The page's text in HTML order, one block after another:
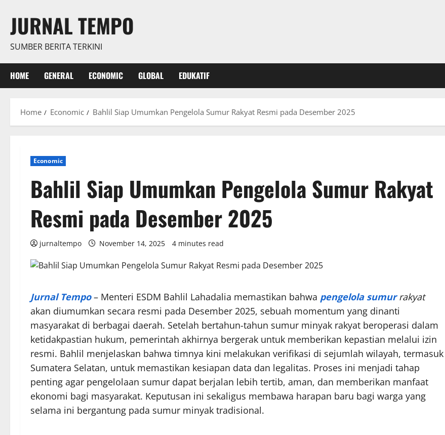
content
JURNAL TEMPO
SUMBER BERITA TERKINI
HOME GENERAL ECONOMIC GLOBAL EDUKATIF
Home Economic Bahlil Siap Umumkan Pengelola Sumur Rakyat Resmi pada Desember 2025
Economic
Bahlil Siap Umumkan Pengelola Sumur Rakyat
Resmi pada Desember 2025
jurnaltempo November 14, 2025 4 minutes read
Jurnal Tempo– Menteri ESDM Bahlil Lahadalia memastikan bahwa pengelola sumurrakyat
akan diumumkan secara resmi pada Desember 2025, sebuah momentum yang dinanti
masyarakat di berbagai daerah. Setelah bertahun-tahun sumur minyak rakyat beroperasi dalam
ketidakpastian hukum, pemerintah akhirnya bergerak untuk memberikan kepastian melalui izin
resmi. Bahlil menjelaskan bahwa timnya kini melakukan verifikasi di sejumlah wilayah, termasuk
Sumatera Selatan, untuk memastikan kesiapan data dan legalitas. Proses ini menjadi tahap
penting agar pengelolaan sumur dapat berjalan lebih tertib, aman, dan memberikan manfaat
ekonomi bagi masyarakat. Keputusan ini sekaligus membawa harapan baru bagi warga yang
selama ini bergantung pada sumur minyak tradisional.